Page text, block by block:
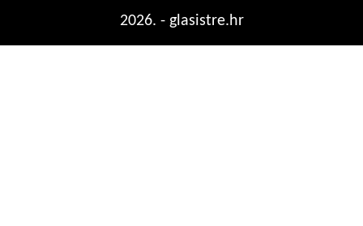
2026. - glasistre.hr